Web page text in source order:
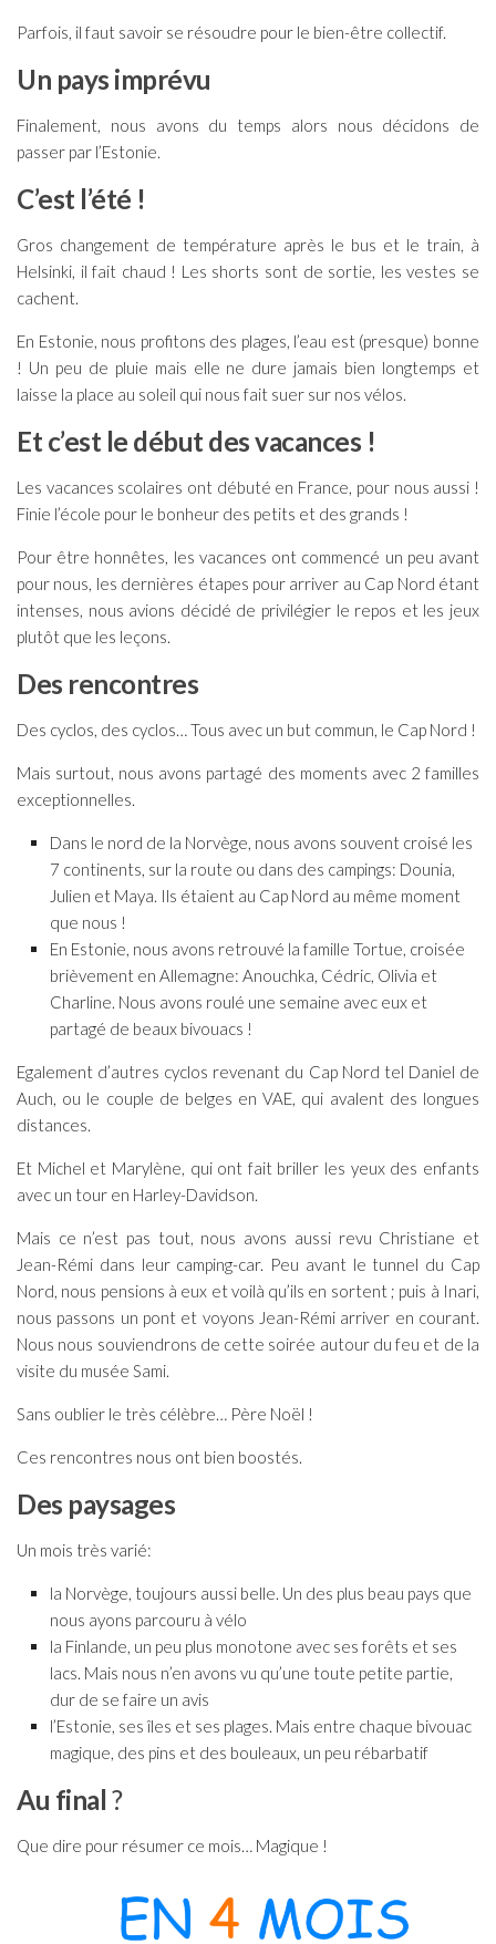
Parfois, il faut savoir se résoudre pour le bien-être collectif.
Un pays imprévu
Finalement, nous avons du temps alors nous décidons de
passer par l’Estonie.
C’est l’été !
Gros changement de température après le bus et le train, à
Helsinki, il fait chaud ! Les shorts sont de sortie, les vestes se
cachent.
En Estonie, nous profitons des plages, l’eau est (presque) bonne
! Un peu de pluie mais elle ne dure jamais bien longtemps et
laisse la place au soleil qui nous fait suer sur nos vélos.
Et c’est le début des vacances !
Les vacances scolaires ont débuté en France, pour nous aussi !
Finie l’école pour le bonheur des petits et des grands !
Pour être honnêtes, les vacances ont commencé un peu avant
pour nous, les dernières étapes pour arriver au Cap Nord étant
intenses, nous avions décidé de privilégier le repos et les jeux
plutôt que les leçons.
Des rencontres
Des cyclos, des cyclos… Tous avec un but commun, le Cap Nord !
Mais surtout, nous avons partagé des moments avec 2 familles
exceptionnelles.
Dans le nord de la Norvège, nous avons souvent croisé les
7 continents, sur la route ou dans des campings: Dounia,
Julien et Maya. Ils étaient au Cap Nord au même moment
que nous !
En Estonie, nous avons retrouvé la famille Tortue, croisée
brièvement en Allemagne: Anouchka, Cédric, Olivia et
Charline. Nous avons roulé une semaine avec eux et
partagé de beaux bivouacs !
Egalement d’autres cyclos revenant du Cap Nord tel Daniel de
Auch, ou le couple de belges en VAE, qui avalent des longues
distances.
Et Michel et Marylène, qui ont fait briller les yeux des enfants
avec un tour en Harley-Davidson.
Mais ce n’est pas tout, nous avons aussi revu Christiane et
Jean-Rémi dans leur camping-car. Peu avant le tunnel du Cap
Nord, nous pensions à eux et voilà qu’ils en sortent ; puis à Inari,
nous passons un pont et voyons Jean-Rémi arriver en courant.
Nous nous souviendrons de cette soirée autour du feu et de la
visite du musée Sami.
Sans oublier le très célèbre… Père Noël !
Ces rencontres nous ont bien boostés.
Des paysages
Un mois très varié:
la Norvège, toujours aussi belle. Un des plus beau pays que
nous ayons parcouru à vélo
la Finlande, un peu plus monotone avec ses forêts et ses
lacs. Mais nous n’en avons vu qu’une toute petite partie,
dur de se faire un avis
l’Estonie, ses îles et ses plages. Mais entre chaque bivouac
magique, des pins et des bouleaux, un peu rébarbatif
Au final ?
Que dire pour résumer ce mois… Magique !